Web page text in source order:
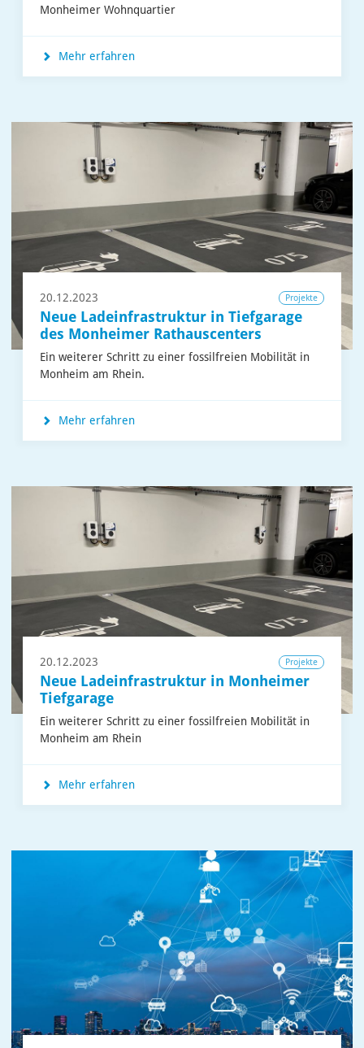
Monheimer Wohnquartier
Mehr erfahren
20.12.2023 Projekte
Neue Ladeinfrastruktur in Tiefgarage
des Monheimer Rathauscenters
Ein weiterer Schritt zu einer fossilfreien Mobilität in
Monheim am Rhein.
Mehr erfahren
20.12.2023 Projekte
Neue Ladeinfrastruktur in Monheimer
Tiefgarage
Ein weiterer Schritt zu einer fossilfreien Mobilität in
Monheim am Rhein
Mehr erfahren